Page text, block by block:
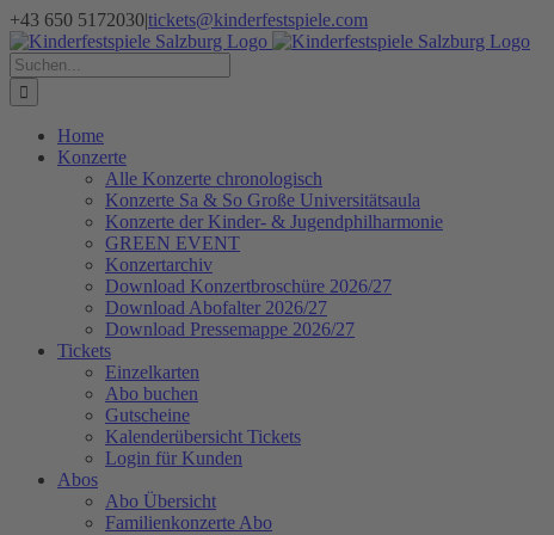
Zum
Inhalt
springen
+43 650 5172030|tickets@kinderfestspiele.com
Facebook
Instagram
Newsletter
Suche
nach:
Home
Konzerte
Alle Konzerte chronologisch
Konzerte Sa & So Große Universitätsaula
Konzerte der Kinder- & Jugendphilharmonie
GREEN EVENT
Konzertarchiv
Download Konzertbroschüre 2026/27
Download Abofalter 2026/27
Download Pressemappe 2026/27
Tickets
Einzelkarten
Abo buchen
Gutscheine
Kalenderübersicht Tickets
Login für Kunden
Abos
Abo Übersicht
Familienkonzerte Abo